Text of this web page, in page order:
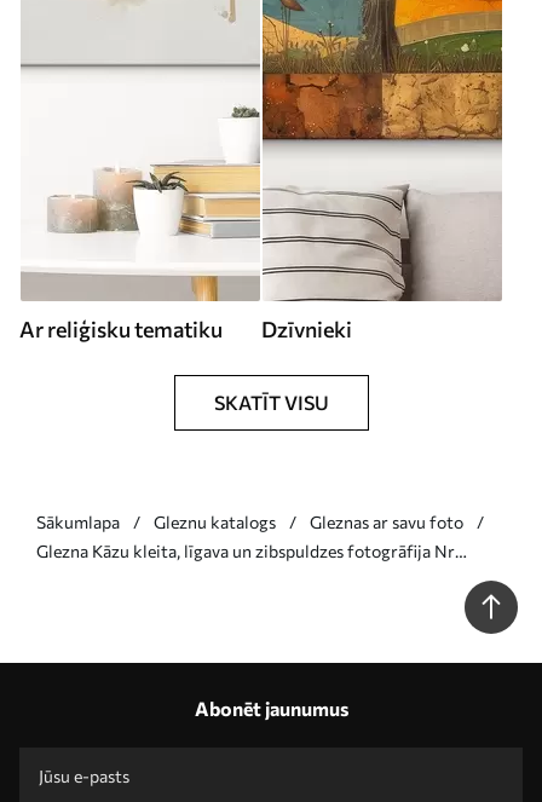
Ar reliģisku tematiku Dzīvnieki
SKATĪT VISU
Sākumlapa Gleznu katalogs
Gleznas ar savu foto
Glezna Kāzu kleita, līgava un zibspuldzes fotogrāfija Nr
Abonēt jaunumus